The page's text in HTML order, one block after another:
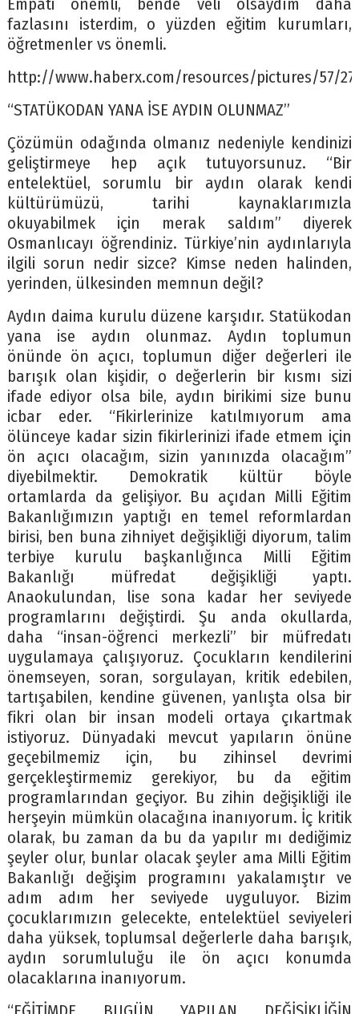
Empati önemli, bende veli olsaydım daha
fazlasını isterdim, o yüzden eğitim kurumları,
öğretmenler vs önemli.
http://www.haberx.com/resources/pictures/57/
“STATÜKODAN YANA İSE AYDIN OLUNMAZ”
Çözümün odağında olmanız nedeniyle kendinizi
geliştirmeye hep açık tutuyorsunuz. “Bir
entelektüel, sorumlu bir aydın olarak kendi
kültürümüzü, tarihi kaynaklarımızla
okuyabilmek için merak saldım” diyerek
Osmanlıcayı öğrendiniz. Türkiye’nin aydınlarıyla
ilgili sorun nedir sizce? Kimse neden halinden,
yerinden, ülkesinden memnun değil?
Aydın daima kurulu düzene karşıdır. Statükodan
yana ise aydın olunmaz. Aydın toplumun
önünde ön açıcı, toplumun diğer değerleri ile
barışık olan kişidir, o değerlerin bir kısmı sizi
ifade ediyor olsa bile, aydın birikimi size bunu
icbar eder. “Fikirlerinize katılmıyorum ama
ölünceye kadar sizin fikirlerinizi ifade etmem için
ön açıcı olacağım, sizin yanınızda olacağım”
diyebilmektir. Demokratik kültür böyle
ortamlarda da gelişiyor. Bu açıdan Milli Eğitim
Bakanlığımızın yaptığı en temel reformlardan
birisi, ben buna zihniyet değişikliği diyorum, talim
terbiye kurulu başkanlığınca Milli Eğitim
Bakanlığı müfredat değişikliği yaptı.
Anaokulundan, lise sona kadar her seviyede
programlarını değiştirdi. Şu anda okullarda,
daha “insan-öğrenci merkezli” bir müfredatı
uygulamaya çalışıyoruz. Çocukların kendilerini
önemseyen, soran, sorgulayan, kritik edebilen,
tartışabilen, kendine güvenen, yanlışta olsa bir
fikri olan bir insan modeli ortaya çıkartmak
istiyoruz. Dünyadaki mevcut yapıların önüne
geçebilmemiz için, bu zihinsel devrimi
gerçekleştirmemiz gerekiyor, bu da eğitim
programlarından geçiyor. Bu zihin değişikliği ile
herşeyin mümkün olacağına inanıyorum. İç kritik
olarak, bu zaman da bu da yapılır mı dediğimiz
şeyler olur, bunlar olacak şeyler ama Milli Eğitim
Bakanlığı değişim programını yakalamıştır ve
adım adım her seviyede uyguluyor. Bizim
çocuklarımızın gelecekte, entelektüel seviyeleri
daha yüksek, toplumsal değerlerle daha barışık,
aydın sorumluluğu ile ön açıcı konumda
olacaklarına inanıyorum.